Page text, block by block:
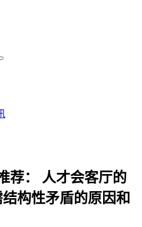
荐： ​人才会客厅的
构性矛盾的原因和